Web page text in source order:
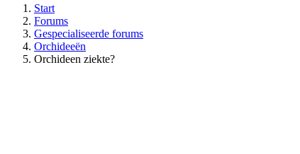
Start
Forums
Gespecialiseerde forums
Orchideeën
Orchideen ziekte?